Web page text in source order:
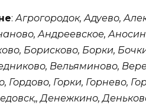
:Агрогородок, Адуево,
Андреевское,
Борисково, Борки,
Вельяминово,
Гордово, Горки, Горнево,
Денежкино,